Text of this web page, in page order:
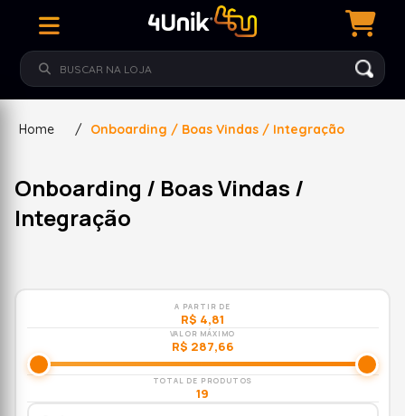
Home / Onboarding / Boas Vindas / Integração
Onboarding / Boas Vindas /
Integração
A PARTIR DE
R$ 4,81
VALOR MÁXIMO
R$ 287,66
TOTAL DE PRODUTOS
19